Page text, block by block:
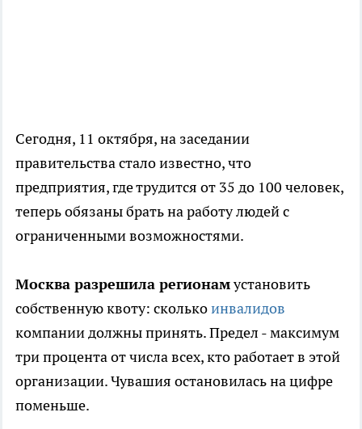
Сегодня, 11 октября, на заседании
правительства стало известно, что
предприятия, где трудится от 35 до 100 человек,
теперь обязаны брать на работу людей с
ограниченными возможностями.
Москва разрешила регионамустановить
собственную квоту: сколькоинвалидов
компании должны принять. Предел - максимум
три процента от числа всех, кто работает в этой
организации. Чувашия остановилась на цифре
поменьше.